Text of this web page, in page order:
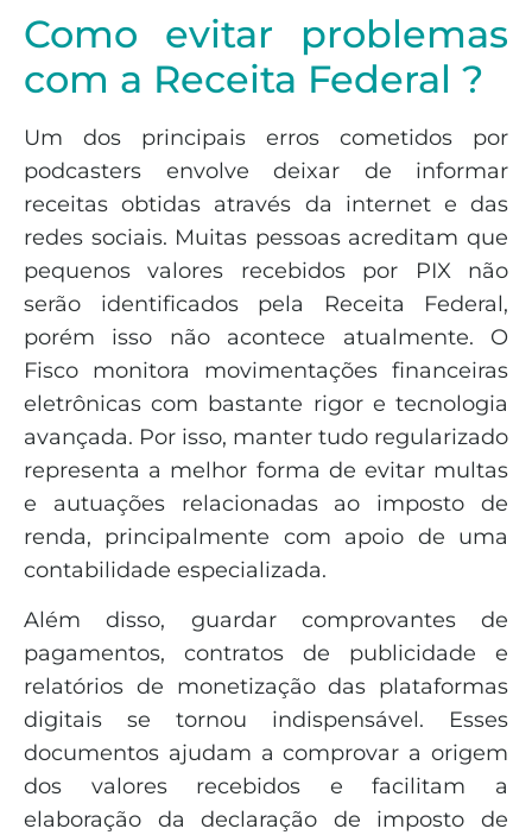
Como evitar problemas
com a Receita Federal ?
Um dos principais erros cometidos por
podcasters envolve deixar de informar
receitas obtidas através da internet e das
redes sociais. Muitas pessoas acreditam que
pequenos valores recebidos por PIX não
serão identificados pela Receita Federal,
porém isso não acontece atualmente. O
Fisco monitora movimentações financeiras
eletrônicas com bastante rigor e tecnologia
avançada. Por isso, manter tudo regularizado
representa a melhor forma de evitar multas
e autuações relacionadas ao imposto de
renda, principalmente com apoio de uma
contabilidade especializada.
Além disso, guardar comprovantes de
pagamentos, contratos de publicidade e
relatórios de monetização das plataformas
digitais se tornou indispensável. Esses
documentos ajudam a comprovar a origem
dos valores recebidos e facilitam a
elaboração da declaração de imposto de